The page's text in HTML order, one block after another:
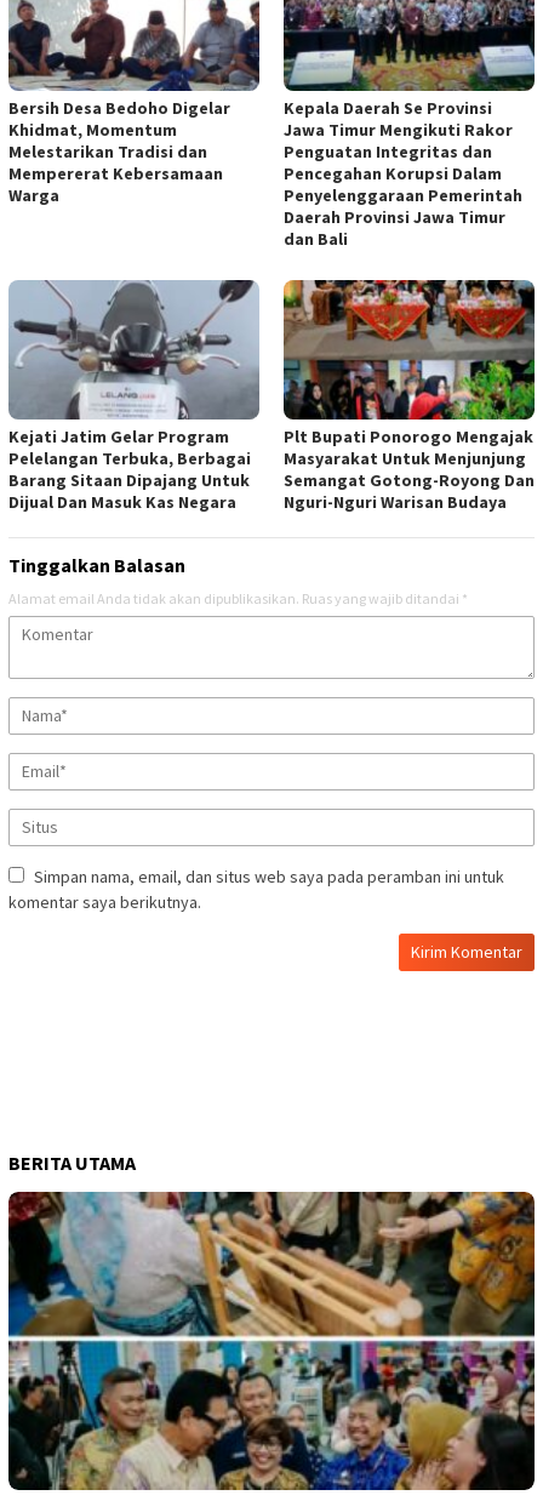
Bersih Desa Bedoho Digelar
Khidmat, Momentum
Melestarikan Tradisi dan
Mempererat Kebersamaan
Warga
Kepala Daerah Se Provinsi
Jawa Timur Mengikuti Rakor
Penguatan Integritas dan
Pencegahan Korupsi Dalam
Penyelenggaraan Pemerintah
Daerah Provinsi Jawa Timur
dan Bali
Kejati Jatim Gelar Program
Pelelangan Terbuka, Berbagai
Barang Sitaan Dipajang Untuk
Dijual Dan Masuk Kas Negara
Plt Bupati Ponorogo Mengajak
Masyarakat Untuk Menjunjung
Semangat Gotong-Royong Dan
Nguri-Nguri Warisan Budaya
Tinggalkan Balasan
Alamat email Anda tidak akan dipublikasikan. Ruas yang wajib ditandai *
Simpan nama, email, dan situs web saya pada peramban ini untuk
komentar saya berikutnya.
BERITA UTAMA